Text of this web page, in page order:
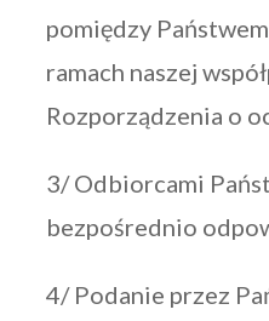
pomiędzy
ramach naszej
Rozporządzenia o
3/ Odbiorcami
bezpośrednio
4/ Podanie przez